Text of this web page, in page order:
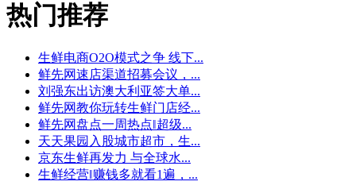
热门推荐
生鲜电商O2O模式之争 线下...
鲜先网速店渠道招募会议，...
刘强东出访澳大利亚签大单...
鲜先网教你玩转生鲜门店经...
鲜先网盘点一周热点‖超级...
天天果园入股城市超市，生...
京东生鲜再发力 与全球水...
生鲜经营‖赚钱多就看1遍，...